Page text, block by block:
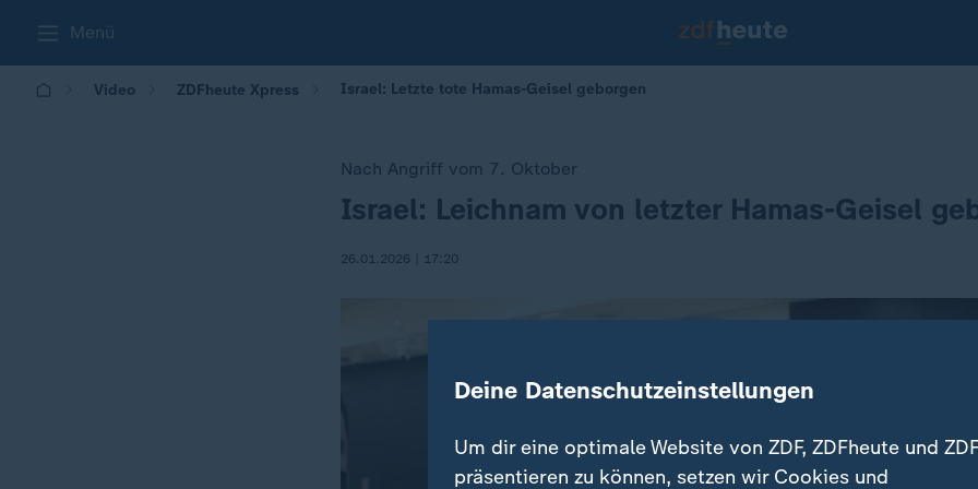
Menü
Video ZDFheute Xpress Israel: Letzte tote Hamas-Geisel geborgen
Nach Angriff vom 7. Oktober
:Israel: Leichnam von letzter Hamas-Geisel
26.01.2026 | 17:20
Deine Datenschutzeinstellungen
Um dir eine optimale Website von ZDF, ZDFheute und
präsentieren zu können, setzen wir Cookies und